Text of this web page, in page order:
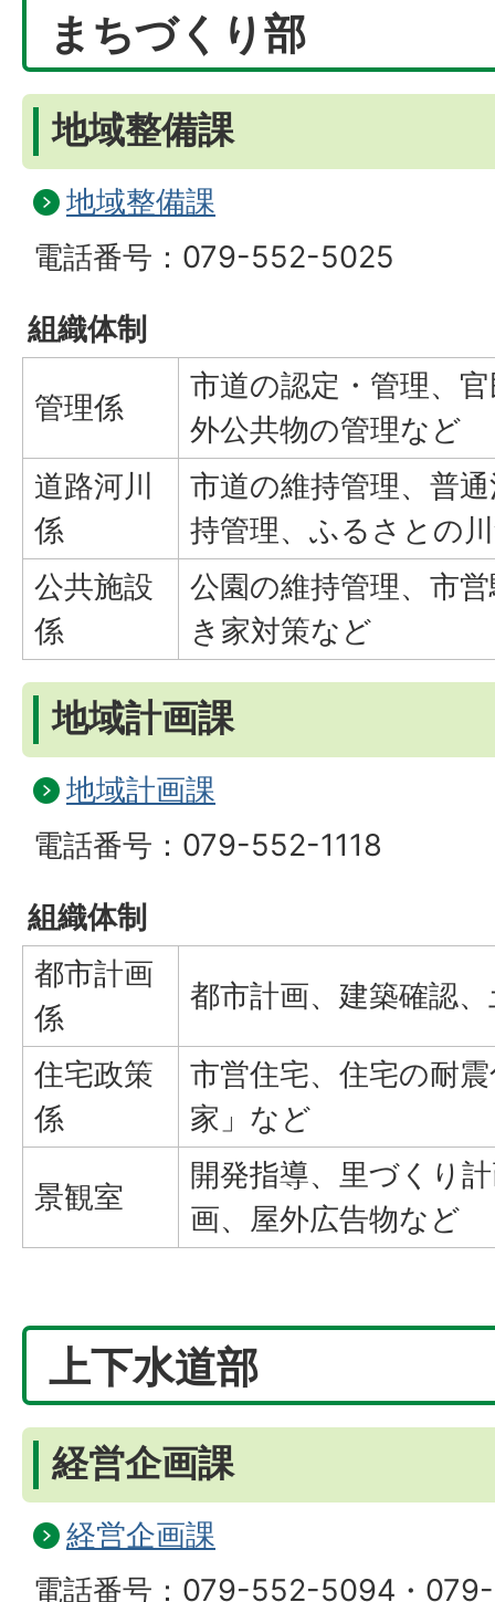
まちづくり部
地域整備課
地域整備課
電話番号：079-552-5025
組織体制
管理係
市道の認定・管理、
外公共物の管理など
道路河川
係
市道の維持管理、普
持管理、ふるさとの
公共施設
係
公園の維持管理、市
き家対策など
地域計画課
地域計画課
電話番号：079-552-1118
組織体制
都市計画
係
都市計画、建築確認
住宅政策
係
市営住宅、住宅の耐
家」など
景観室
開発指導、里づくり
画、屋外広告物など
上下水道部
経営企画課
経営企画課
電話番号：079-552-5094・